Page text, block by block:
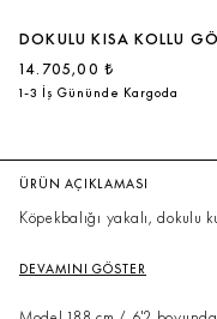
DOKULU KISA KOLLU
14.705,00 ₺
1-3 İş Gününde Kargoda
ÜRÜN AÇIKLAMASI
Köpekbalığı yakalı, dokulu
DEVAMINI GÖSTER